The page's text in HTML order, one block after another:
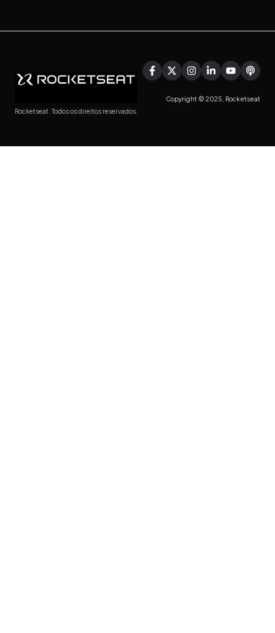
Rocketseat. Todos os direitos reservados.
Copyright © 2025, Rocketseat